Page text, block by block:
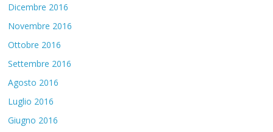
Dicembre 2016
Novembre 2016
Ottobre 2016
Settembre 2016
Agosto 2016
Luglio 2016
Giugno 2016